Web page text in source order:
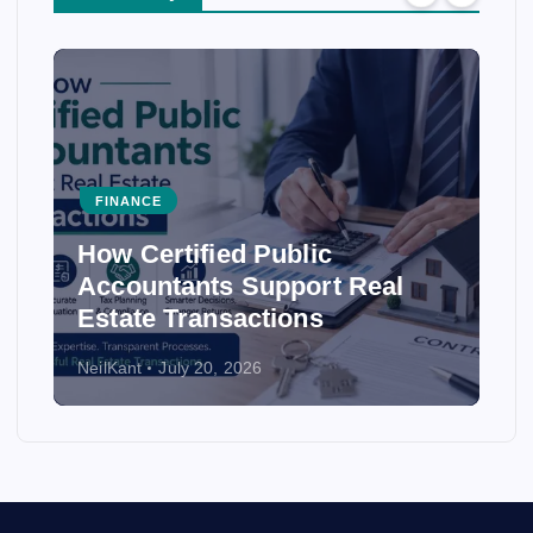
Real
FINANCE
How Accounting
Ensure Accuracy in
Statements
NeilKant July 20, 2026